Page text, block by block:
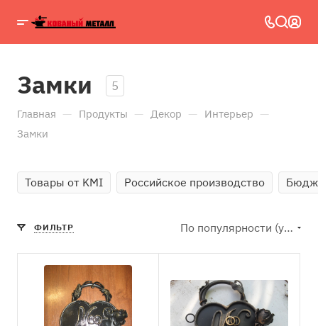
Замки 5
Главная — Продукты — Декор — Интерьер —
Замки
Товары от KMI Российское производство
ФИЛЬТР По популярности (убывание)